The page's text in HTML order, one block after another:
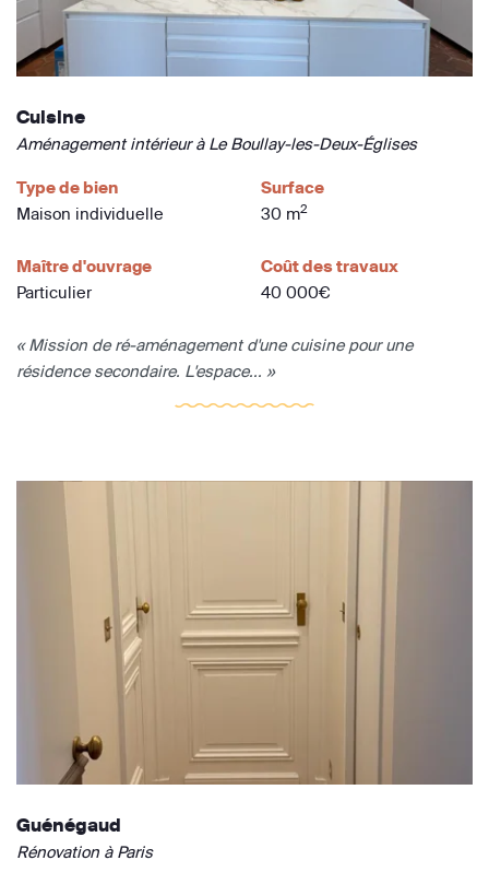
Cuisine
Aménagement intérieur à Le Boullay-les-Deux-Églises
Type de bien
Maison individuelle
Surface
30 m2
Maître d'ouvrage
Particulier
Coût des travaux
40 000€
« Mission de ré-aménagement d'une cuisine pour une
résidence secondaire. L'espace... »
Guénégaud
Rénovation à Paris